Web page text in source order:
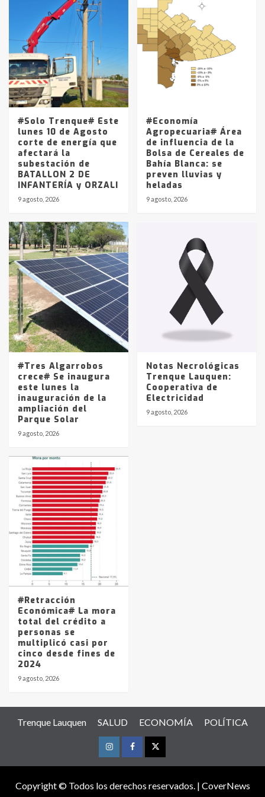
Accidente en Ruta 5: falleció un
joven de Trenque Lauquen
5
Los precios de los combustibles en
La Pampa, desde YPF hasta Axion
entre 857 a 1338 pesos
#Solo Trenque# Este
lunes 10 de Agosto
corte de energía que
afectará la
subestación de
BATALLON 2 DE
INFANTERÍA y ORZALI
9 agosto, 2026
#Economía
Agropecuaria# Área
de influencia de la
Bolsa de Cereales de
Bahía Blanca: se
preven lluvias y
heladas
9 agosto, 2026
#Tres Algarrobos
crece# Se inaugura
este lunes la
inauguración de la
ampliación del
Parque Solar
9 agosto, 2026
Notas Necrológicas
Trenque Lauquen:
Cooperativa de
Electricidad
9 agosto, 2026
#Retracción
Económica# La mora
total del crédito a
personas se
multiplicó casi por
cinco desde fines de
2024
9 agosto, 2026
Trenque Lauquen SALUD ECONOMÍA POLÍTICA
InstagramFacebookTwitter
Copyright © Todos los derechos reservados. | CoverNews